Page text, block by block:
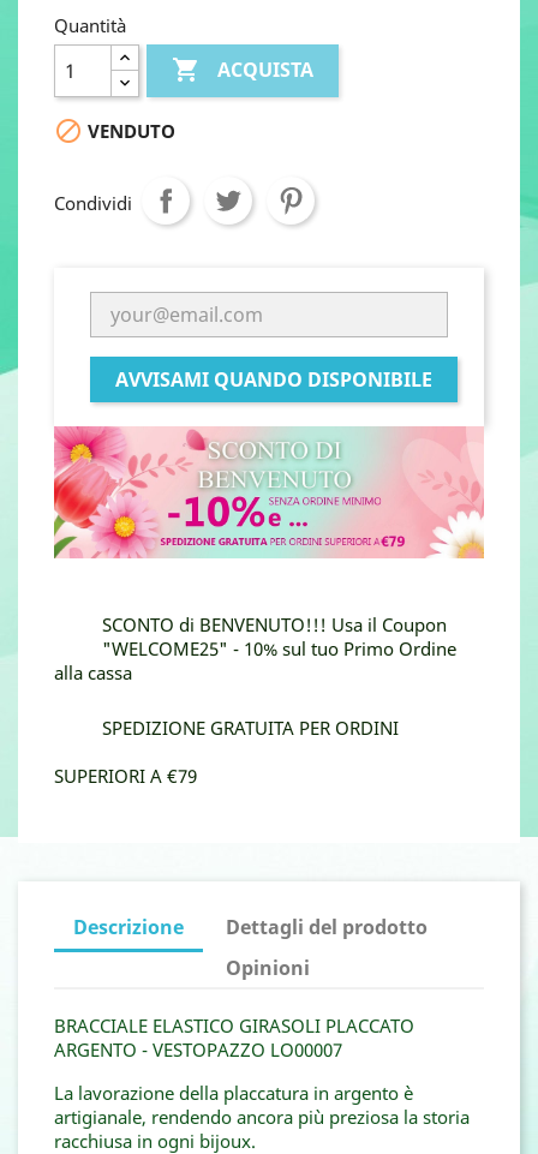
Quantità
 ACQUISTA
 VENDUTO
Condividi
AVVISAMI QUANDO DISPONIBILE
SCONTO di BENVENUTO!!! Usa il Coupon
"WELCOME25" - 10% sul tuo Primo Ordine
alla cassa
SPEDIZIONE GRATUITA PER ORDINI
SUPERIORI A €79
Descrizione
Dettagli del prodotto
Opinioni
BRACCIALE ELASTICO GIRASOLI PLACCATO
ARGENTO - VESTOPAZZO LO00007
La lavorazione della placcatura in argento è
artigianale, rendendo ancora più preziosa la storia
racchiusa in ogni bijoux.